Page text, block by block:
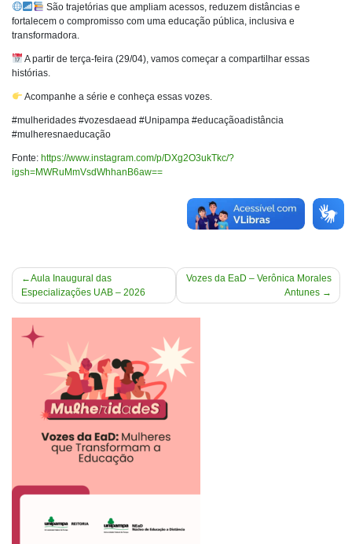
São trajetórias que ampliam acessos, reduzem distâncias e
fortalecem o compromisso com uma educação pública, inclusiva e
transformadora.
A partir de terça-feira (29/04), vamos começar a compartilhar essas
histórias.
Acompanhe a série e conheça essas vozes.
#mulheridades #vozesdaead #Unipampa #educaçãoadistância
#mulheresnaeducação
Fonte: https://www.instagram.com/p/DXg2O3ukTkc/?
igsh=MWRuMmVsdWhhanB6aw==
Navegação
de
Post
Aula Inaugural das
Especializações UAB – 2026
Vozes da EaD – Verônica Morales
Antunes